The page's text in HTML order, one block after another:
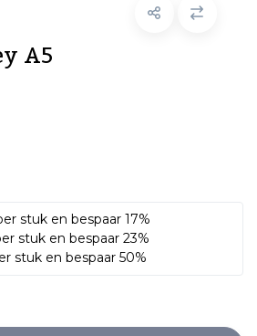
A5
stuk en bespaar 17%
stuk en bespaar 23%
stuk en bespaar 50%